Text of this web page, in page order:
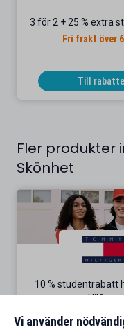
3 för 2 + 25 % extra
Fri frakt över
Till
Fler produkter
Skönhet
10 % studentrabatt
Hilfiger
Gäller på
Vi använder